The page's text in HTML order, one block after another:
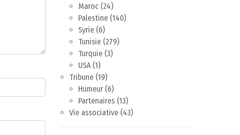
Maroc (24)
Palestine (140)
Syrie (6)
Tunisie (279)
Turquie (3)
USA(1)
Tribune (19)
Humeur (6)
Partenaires (13)
Vie associative (43)